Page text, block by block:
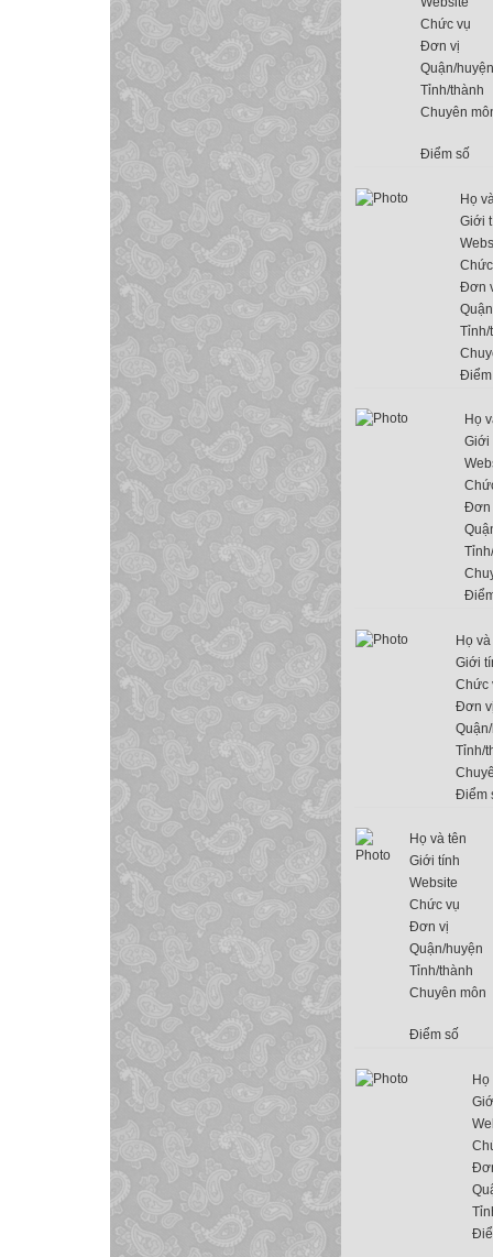
Chức vụ
Đơn vị
Quận/huyện
Tỉnh/thành
Chuyên
Điểm số
Họ
Giới
Đơn
Tỉnh/
Họ
Giới
Đơn
Họ
Giới
Chức
Đơn
Tỉnh/
Điểm
Họ và tên
Giới tính
Website
Chức vụ
Đơn vị
Quận/huyện
Tỉnh/thành
Chuyên môn
Điểm số